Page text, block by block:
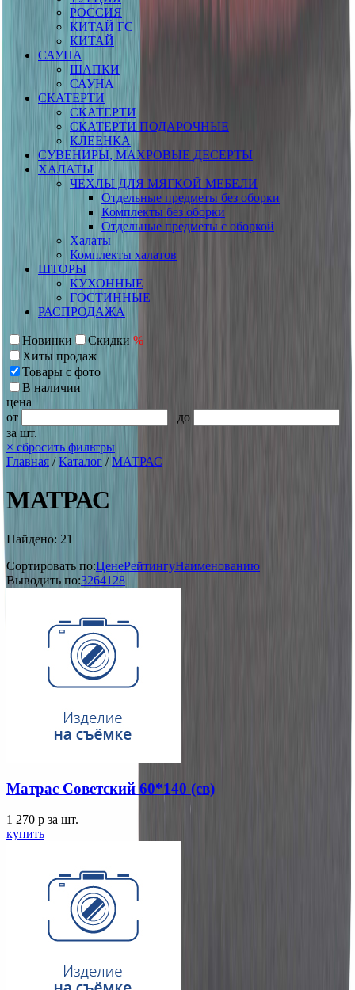
РОССИЯ
КИТАЙ ГС
КИТАЙ
САУНА
ШАПКИ
САУНА
СКАТЕРТИ
СКАТЕРТИ
СКАТЕРТИ ПОДАРОЧНЫЕ
КЛЕЕНКА
СУВЕНИРЫ, МАХРОВЫЕ ДЕСЕРТЫ
ХАЛАТЫ
ЧЕХЛЫ ДЛЯ МЯГКОЙ МЕБЕЛИ
Отдельные предметы без оборки
Комплекты без оборки
Отдельные предметы с оборкой
Халаты
Комплекты халатов
ШТОРЫ
КУХОННЫЕ
ГОСТИННЫЕ
РАСПРОДАЖА
Новинки Скидки %
Хиты продаж
Товары с фото
В наличии
цена
от
до
за шт.
× сбросить фильтры
Главная /Каталог /МАТРАС
МАТРАС
Найдено: 21
Сортировать по:ЦенеРейтингуНаименованию
Выводить по:3264128
Матрас Советский 60*140 (св)
1 270 p за шт.
купить